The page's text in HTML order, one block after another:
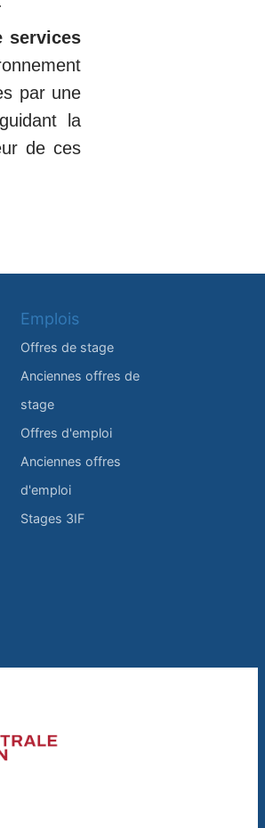
services
par une
la
de ces
Emplois
Offres de stage
Anciennes offres de
stage
Offres d'emploi
Anciennes offres
d'emploi
Stages 3IF